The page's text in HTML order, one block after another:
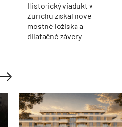
Historický viadukt v
Zürichu získal nové
mostné ložiská a
dilatačné závery